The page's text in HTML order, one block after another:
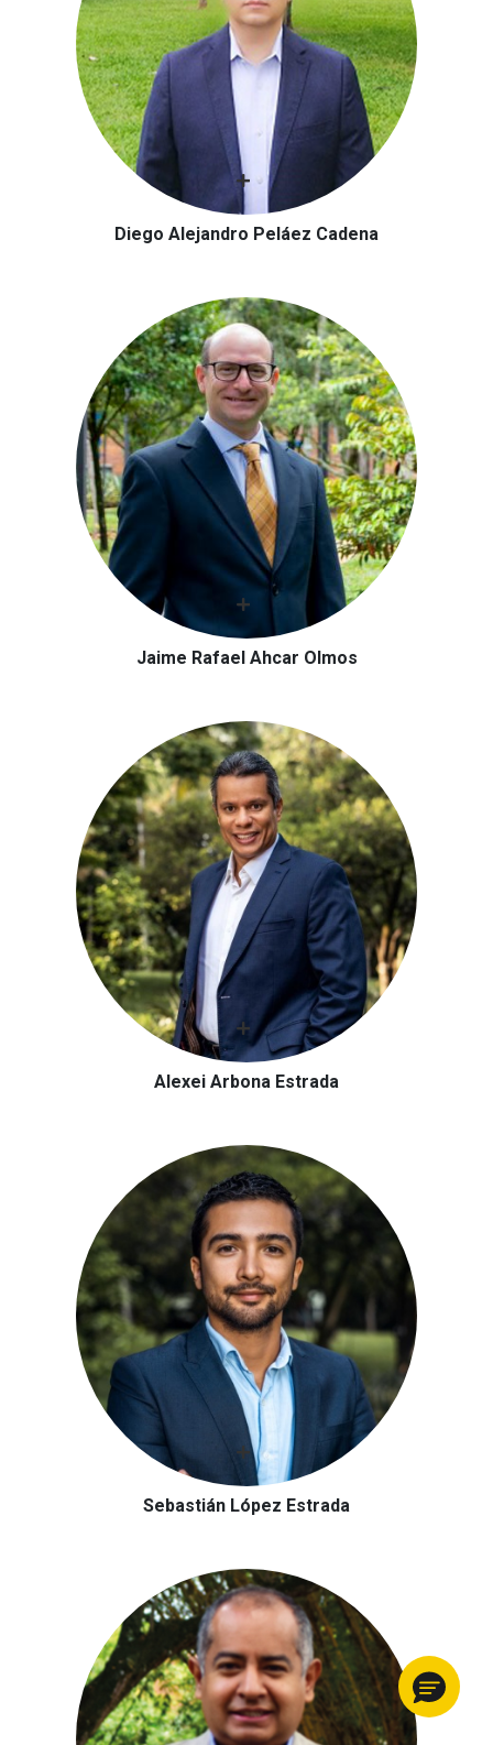
Diego Alejandro Peláez Cadena
Jaime Rafael Ahcar Olmos
Alexei Arbona Estrada
Sebastián López Estrada